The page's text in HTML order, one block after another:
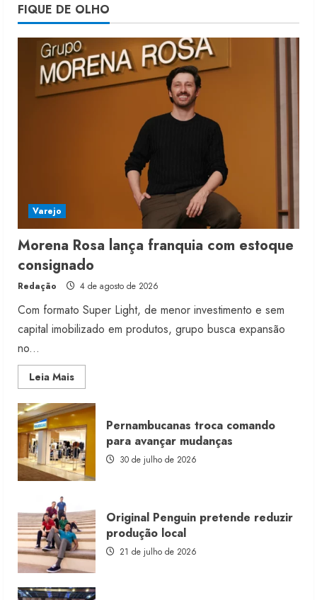
5
estoque consignado
4 de agosto de 2026
FIQUE DE OLHO
Varejo
Morena Rosa lança franquia com estoque
consignado
Redação 4 de agosto de 2026
Com formato Super Light, de menor investimento e sem
capital imobilizado em produtos, grupo busca expansão
no...
Leia MaisRead
more
Morena
Rosa
lança
franquia
com
estoque
consignado
Pernambucanas troca comando
para avançar mudanças
30 de julho de 2026
Original Penguin pretende reduzir
produção local
21 de julho de 2026